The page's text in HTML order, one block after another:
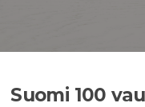
Suomi 100